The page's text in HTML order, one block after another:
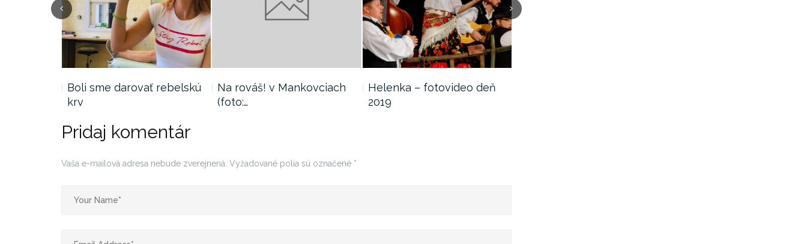
Previous Next
Boli sme darovať rebelskú
krv
Na rováš! v Mankovciach
(foto:…
Helenka – fotovideo deň
2019
Pridaj komentár
Vaša e-mailová adresa nebude zverejnená. Vyžadované polia sú označené *